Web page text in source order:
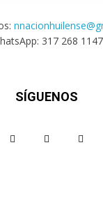
317 268 1147
SÍGUENOS